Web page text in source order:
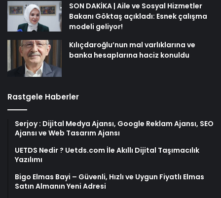
SON DAKİKA | Aile ve Sosyal Hizmetler
Bakanı Göktaş açıkladı: Esnek çalışma
modeli geliyor!
Kılıçdaroğlu’nun mal varlıklarına ve
banka hesaplarına haciz konuldu
Rastgele Haberler
Serjoy : Dijital Medya Ajansı, Google Reklam Ajansı, SEO
Ajansı ve Web Tasarım Ajansı
UETDS Nedir ? Uetds.com İle Akıllı Dijital Taşımacılık
Yazılımı
Bigo Elmas Bayi – Güvenli, Hızlı ve Uygun Fiyatlı Elmas
Satın Almanın Yeni Adresi